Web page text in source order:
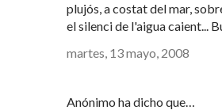
plujós, a costat del mar,
el silenci de l'aigua caient...
martes, 13 mayo, 2008
Anónimo ha dicho que…